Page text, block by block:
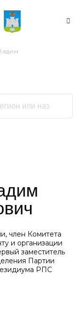
член Комитета
и организации
заместитель
Партии
РПС